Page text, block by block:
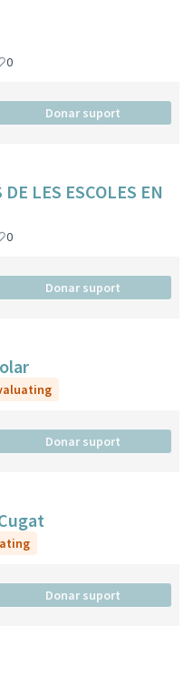
0
Donar suport
LES ESCOLES EN
0
Donar suport
Donar suport
Donar suport